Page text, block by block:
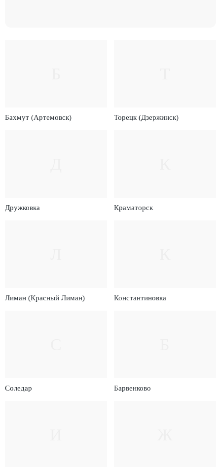
Бахмут (Артемовск) Торецк (Дзержинск)
Дружковка Краматорск
Лиман (Красный Лиман) Константиновка
Соледар Барвенково